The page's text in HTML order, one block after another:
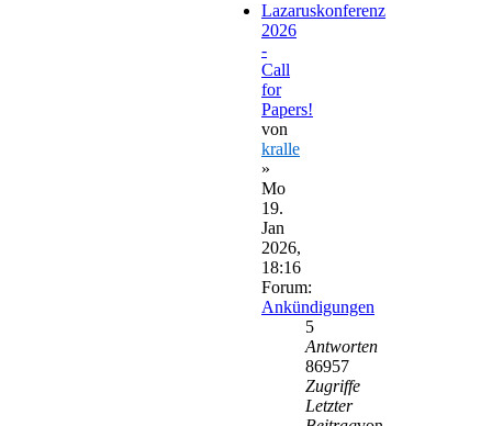
Lazaruskonferenz
2026
-
Call
for
Papers!
von
kralle
»
Mo
19.
Jan
2026,
18:16
Forum:
Ankündigungen
5
Antworten
86957
Zugriffe
Letzter